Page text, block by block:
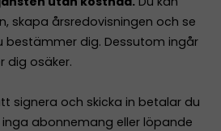
skapa årsredovisningen och se
bestämmer dig. Dessutom ingår
dig osäker.
signera och skicka in betalar du
abonnemang eller löpande